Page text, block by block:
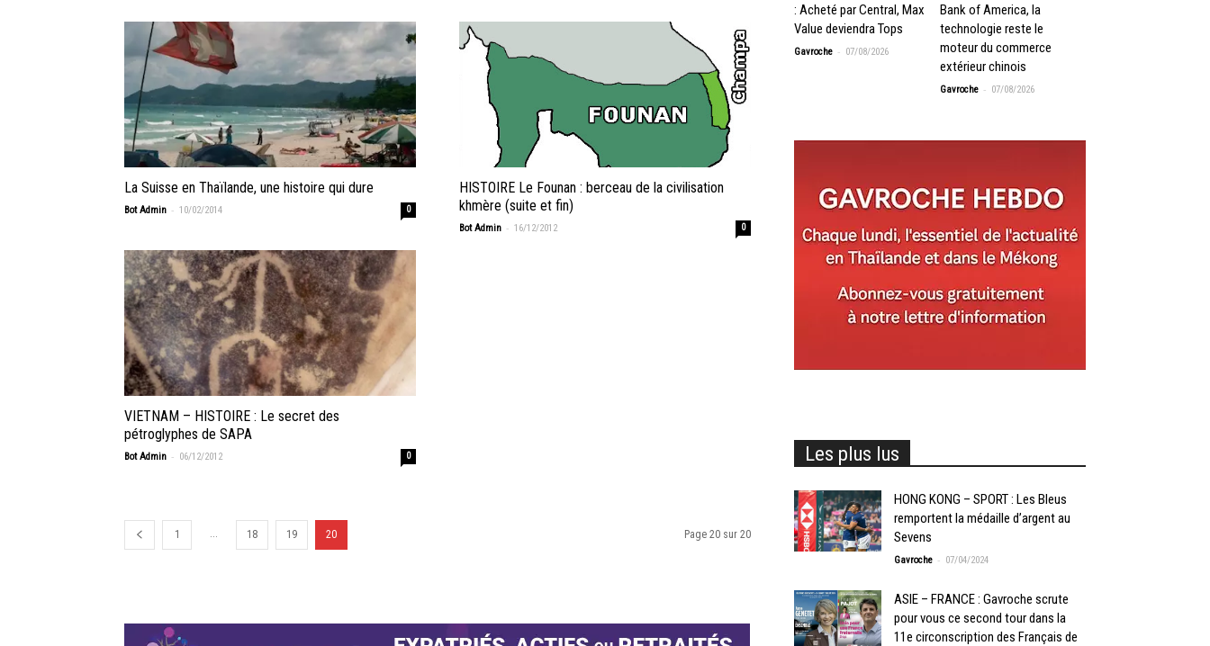
La Suisse en Thaïlande, une histoire qui dure
Bot Admin - 10/02/2014 0
HISTOIRE Le Founan : berceau de la civilisation
khmère (suite et fin)
Bot Admin - 16/12/2012 0
VIETNAM – HISTOIRE : Le secret des
pétroglyphes de SAPA
Bot Admin - 06/12/2012 0
1 ... 18 19 20 Page 20 sur 20
: Acheté par Central, Max
Value deviendra Tops
Gavroche - 07/08/2026
Bank of America, la
technologie reste le
moteur du commerce
extérieur chinois
Gavroche - 07/08/2026
Les plus lus
HONG KONG – SPORT : Les Bleus
remportent la médaille d’argent au
Sevens
Gavroche - 07/04/2024
ASIE – FRANCE : Gavroche scrute
pour vous ce second tour dans la
11e circonscription des Français de